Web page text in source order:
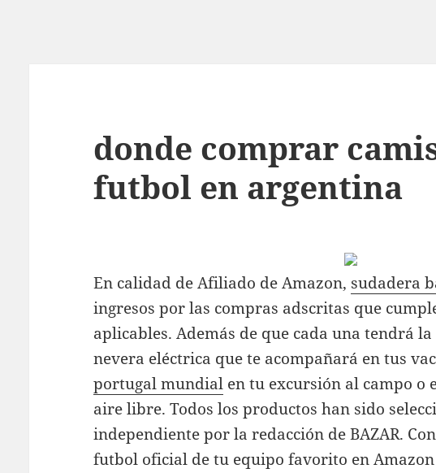
donde comprar
futbol en argentina
En calidad de Afiliado de Amazon, sudadera
ingresos por las compras adscritas que
aplicables. Además de que cada una tendrá
nevera eléctrica que te acompañará en tus
portugal mundial en tu excursión al campo o
aire libre. Todos los productos han sido
independiente por la redacción de BAZAR.
futbol oficial de tu equipo favorito en